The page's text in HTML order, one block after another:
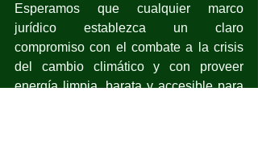
Esperamos que cualquier marco
jurídico establezca un claro
compromiso con el combate a la crisis
del cambio climático y con proveer
energía limpia, barata y accesible para